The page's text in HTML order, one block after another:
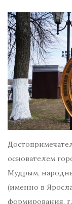
основателем
Мудрым,
(именно в
формирования,